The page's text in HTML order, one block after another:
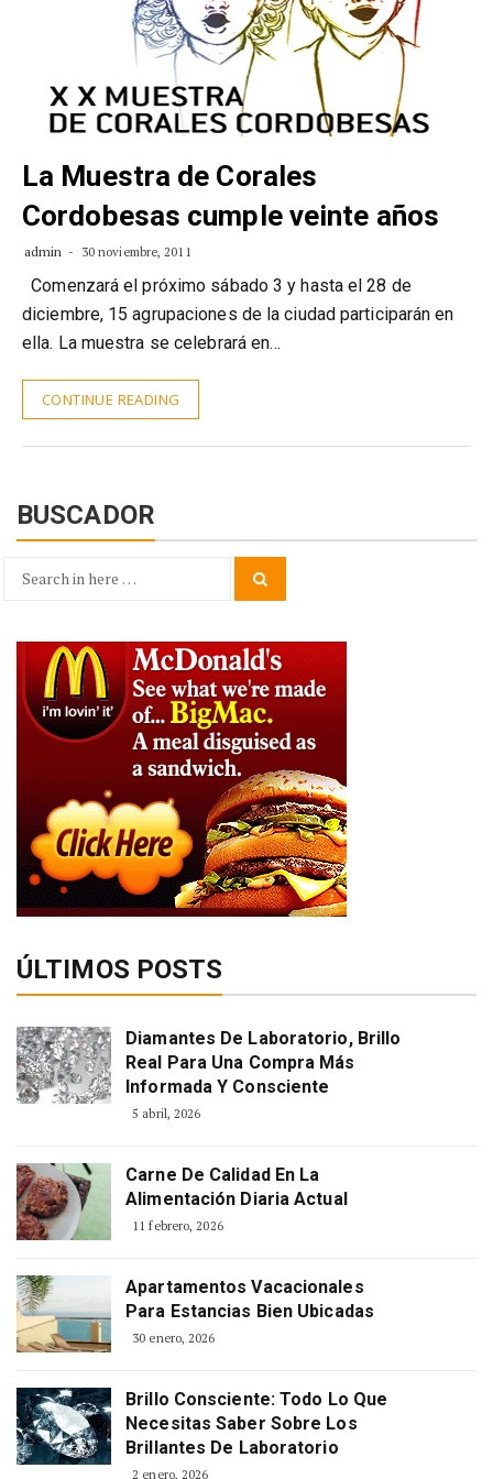
La Muestra de Corales
Cordobesas cumple veinte años
admin 30 noviembre, 2011
Comenzará el próximo sábado 3 y hasta el 28 de
diciembre, 15 agrupaciones de la ciudad participarán en
ella. La muestra se celebrará en…
CONTINUE READING
BUSCADOR
Search
ÚLTIMOS POSTS
Diamantes De Laboratorio, Brillo
Real Para Una Compra Más
Informada Y Consciente
5 abril, 2026
Carne De Calidad En La
Alimentación Diaria Actual
11 febrero, 2026
Apartamentos Vacacionales
Para Estancias Bien Ubicadas
30 enero, 2026
Brillo Consciente: Todo Lo Que
Necesitas Saber Sobre Los
Brillantes De Laboratorio
2 enero, 2026